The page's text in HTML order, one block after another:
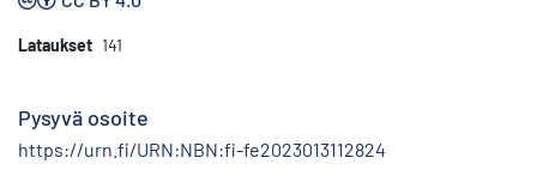
Lataukset 141
Pysyvä osoite
https://urn.fi/URN:NBN:fi-fe2023013112824